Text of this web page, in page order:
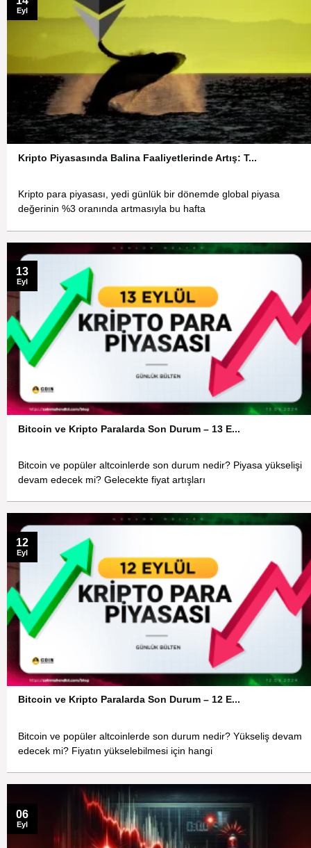
Kripto Piyasasında Balina Faaliyetlerinde Artış: T...
Kripto para piyasası, yedi günlük bir dönemde global piyasa
değerinin %3 oranında artmasıyla bu hafta
Eyl
Bitcoin ve Kripto Paralarda Son Durum – 13 E...
Bitcoin ve popüler altcoinlerde son durum nedir? Piyasa yükselişi
devam edecek mi? Gelecekte fiyat artışları
13
Eyl
Bitcoin ve Kripto Paralarda Son Durum – 12 E...
Bitcoin ve popüler altcoinlerde son durum nedir? Yükseliş devam
edecek mi? Fiyatın yükselebilmesi için hangi
12
Eyl
06
Eyl